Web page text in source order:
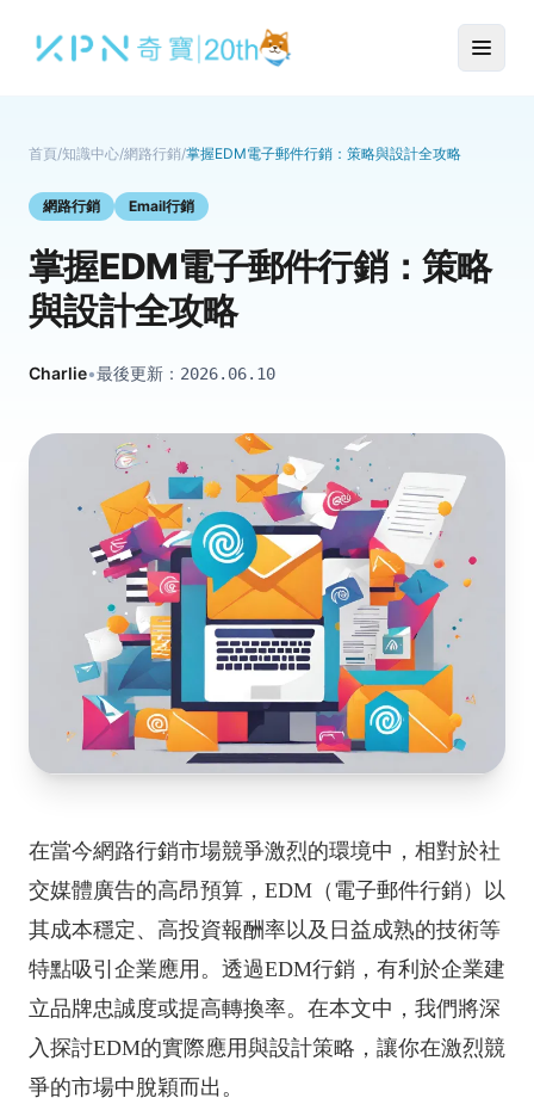
首頁/知識中心/網路行銷/掌握EDM電子郵件行銷：策略與設計全攻略
網路行銷 Email行銷
掌握EDM電子郵件行銷：策略
與設計全攻略
Charlie•最後更新： 2026.06.10
在當今網路行銷市場競爭激烈的環境中，相對於社
交媒體廣告的高昂預算，EDM（電子郵件行銷）以
其成本穩定、高投資報酬率以及日益成熟的技術等
特點吸引企業應用。透過EDM行銷，有利於企業建
立品牌忠誠度或提高轉換率。在本文中，我們將深
入探討EDM的實際應用與設計策略，讓你在激烈競
爭的市場中脫穎而出。